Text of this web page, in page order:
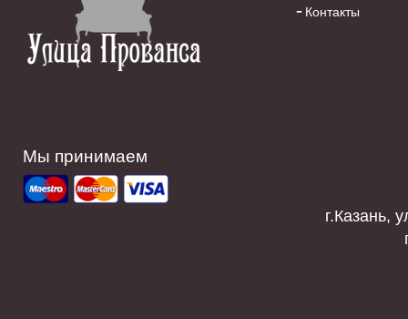
Контакты
Мы принимаем
г.Казань,